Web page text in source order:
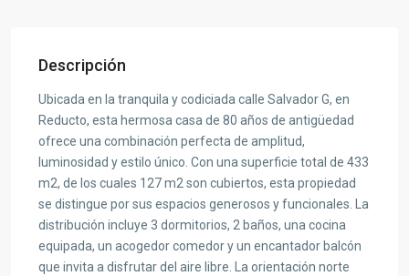
Descripción
Ubicada en la tranquila y codiciada calle Salvador G, en
Reducto, esta hermosa casa de 80 años de antigüedad
ofrece una combinación perfecta de amplitud,
luminosidad y estilo único. Con una superficie total de 433
m2, de los cuales 127 m2 son cubiertos, esta propiedad
se distingue por sus espacios generosos y funcionales. La
distribución incluye 3 dormitorios, 2 baños, una cocina
equipada, un acogedor comedor y un encantador balcón
que invita a disfrutar del aire libre. La orientación norte